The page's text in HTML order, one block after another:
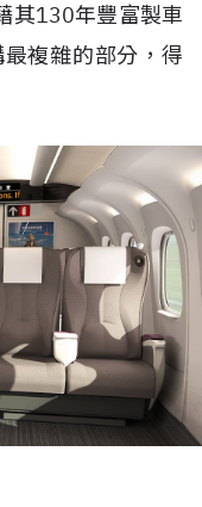
其130年豐富製車
複雜的部分，得